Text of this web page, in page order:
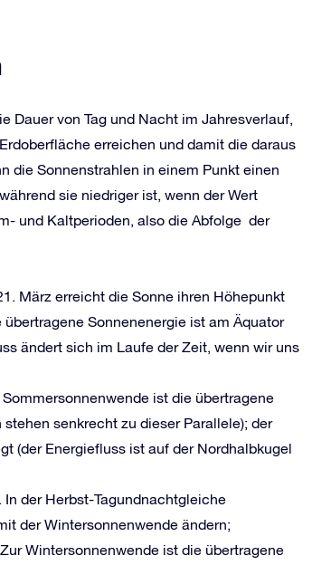
Dauer von Tag und Nacht im Jahresverlauf,
erreichen und damit die daraus
die Sonnenstrahlen in einem Punkt einen
sie niedriger ist, wenn der Wert
und Kaltperioden, also die Abfolge der
März erreicht die Sonne ihren Höhepunkt
Sonnenenergie ist am Äquator
ändert sich im Laufe der Zeit, wenn wir uns
ist die übertragene
senkrecht zu dieser Parallele); der
(der Energiefluss ist auf der Nordhalbkugel
der Herbst-Tagundnachtgleiche
der Wintersonnenwende ändern;
Wintersonnenwende ist die übertragene